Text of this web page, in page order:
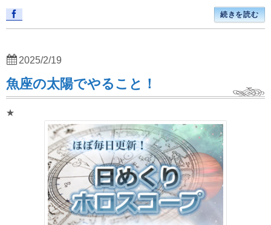
続きを読む
魚座の太陽でやること！
★
2025/2/19